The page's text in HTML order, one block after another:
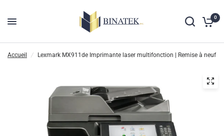
0
Accueil / Lexmark MX911de Imprimante laser multifonction | Remise à neuf